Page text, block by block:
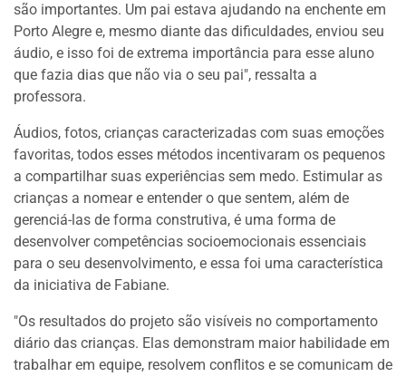
são importantes. Um pai estava ajudando na enchente em
Porto Alegre e, mesmo diante das dificuldades, enviou seu
áudio, e isso foi de extrema importância para esse aluno
que fazia dias que não via o seu pai", ressalta a
professora.
Áudios, fotos, crianças caracterizadas com suas emoções
favoritas, todos esses métodos incentivaram os pequenos
a compartilhar suas experiências sem medo. Estimular as
crianças a nomear e entender o que sentem, além de
gerenciá-las de forma construtiva, é uma forma de
desenvolver competências socioemocionais essenciais
para o seu desenvolvimento, e essa foi uma característica
da iniciativa de Fabiane.
"Os resultados do projeto são visíveis no comportamento
diário das crianças. Elas demonstram maior habilidade em
trabalhar em equipe, resolvem conflitos e se comunicam de